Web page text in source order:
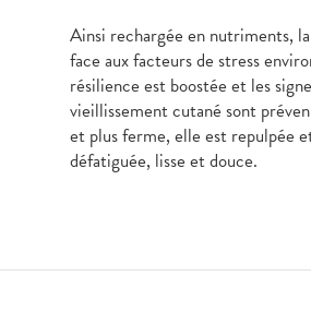
Ainsi rechargée en nutriments,
face aux facteurs de stress
résilience est boostée et les
vieillissement cutané sont
et plus ferme, elle est repulpée
défatiguée, lisse et douce.